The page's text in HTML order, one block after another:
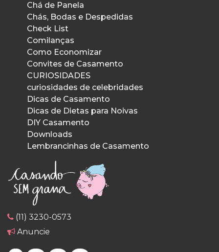
Chá de Panela
Chás, Bodas e Despedidas
Check List
Comilanças
Como Economizar
Convites de Casamento
CURIOSIDADES
curiosidades de celebridades
Dicas de Casamento
Dicas de Dietas para Noivas
DIY Casamento
Downloads
Lembrancinhas de Casamento
(11) 3230-0573
Anuncie